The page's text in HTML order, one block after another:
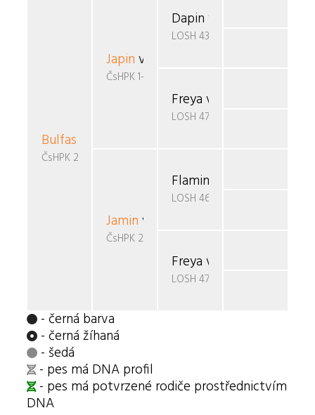
Bulfas
ČsHPK 26/87
Japin van de Handwerper
ČsHPK 1-86/85/87
Jamin van de Boovenhoeve
ČsHPK 2-86/85/88
Dapin v.d Handwerper
LOSH 436013
Freya v.d. Handwerper
LOSH 473563
Flaming Star van de
LOSH 462670
Freya v.d. Handwerper
LOSH 473563
- černá barva
- černá žíhaná
- šedá
- pes má DNA profil
- pes má potvrzené rodiče prostřednictvím
DNA